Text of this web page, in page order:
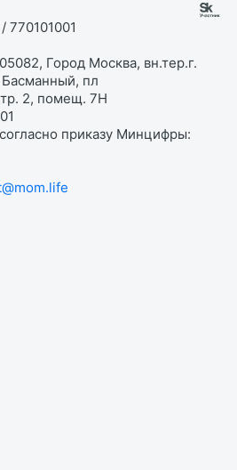
Город Москва, вн.тер.г.
пл
2, помещ. 7Н
приказу Минцифры: